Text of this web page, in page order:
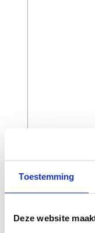
Toestemming
Deze website
CAPTCHA